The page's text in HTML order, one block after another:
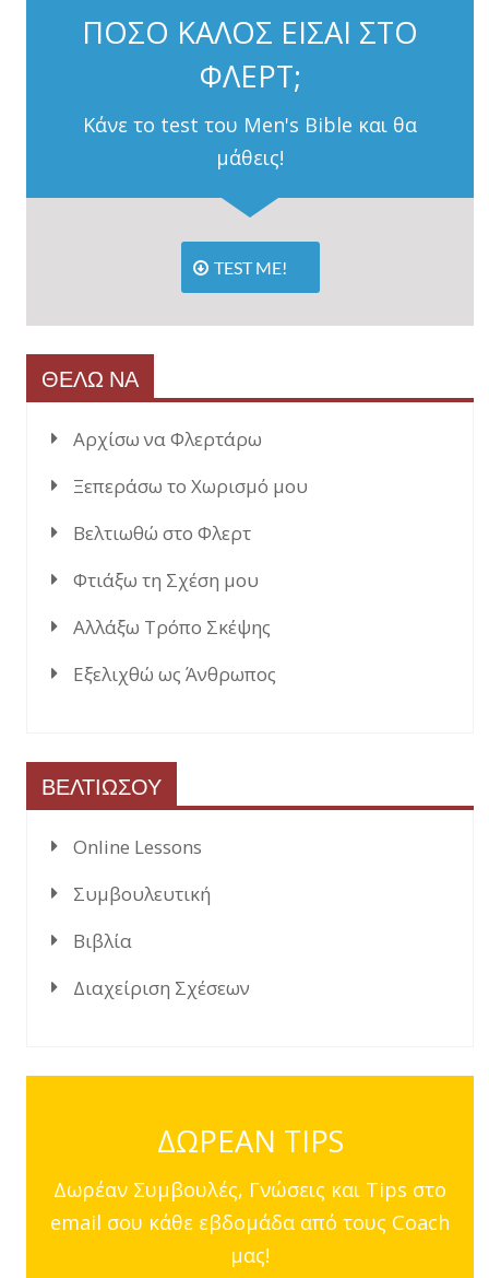
ΠΟΣΟ ΚΑΛΟΣ ΕΙΣΑΙ ΣΤΟ
ΦΛΕΡΤ;
Κάνε το test του Men's Bible και θα
μάθεις!
TEST ME!
ΘΕΛΩ ΝΑ
Αρχίσω να Φλερτάρω
Ξεπεράσω το Χωρισμό μου
Βελτιωθώ στο Φλερτ
Φτιάξω τη Σχέση μου
Αλλάξω Τρόπο Σκέψης
Εξελιχθώ ως Άνθρωπος
ΒΕΛΤΙΩΣΟΥ
Online Lessons
Συμβουλευτική
Βιβλία
Διαχείριση Σχέσεων
ΔΩΡΕΑΝ TIPS
Δωρέαν Συμβουλές, Γνώσεις και Tips στο
email σου κάθε εβδομάδα από τους Coach
μας!